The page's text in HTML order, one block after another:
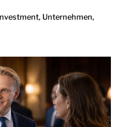
, Unternehmen,